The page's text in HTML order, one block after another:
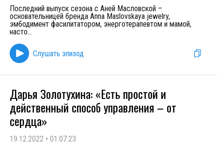
Последний выпуск сезона с Аней Масловской –
основательницей бренда Anna Maslovskaya jewelry,
эмбодимент фасилитатором, энерготерапевтом и мамой,
насто...
Слушать эпизод
Дарья Золотухина: «Есть простой и
действенный способ управления – от
сердца»
19.12.2022 • 01:07:23